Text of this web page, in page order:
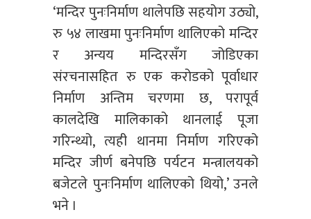
‘मन्दिर पुनःनिर्माण थालेपछि सहयोग उठ्यो,
रु ५४ लाखमा पुनःनिर्माण थालिएको मन्दिर
र अन्यय मन्दिरसँग जोडिएका
संरचनासहित रु एक करोडको पूर्वाधार
निर्माण अन्तिम चरणमा छ, परापूर्व
कालदेखि मालिकाको थानलाई पूजा
गरिन्थ्यो, त्यही थानमा निर्माण गरिएको
मन्दिर जीर्ण बनेपछि पर्यटन मन्त्रालयको
बजेटले पुनःनिर्माण थालिएको थियो,’ उनले
भने ।